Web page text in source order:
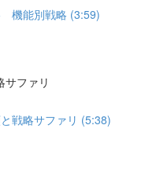
能別戦略 (3:59)
ファリ
戦略サファリ (5:38)